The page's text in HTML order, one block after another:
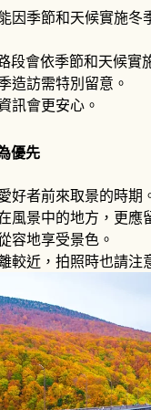
因季節和天候實施冬
段會依季節和天候實
造訪需特別留意。
訊會更安心。
優先
好者前來取景的時期
風景中的地方，更應
容地享受景色。
較近，拍照時也請注